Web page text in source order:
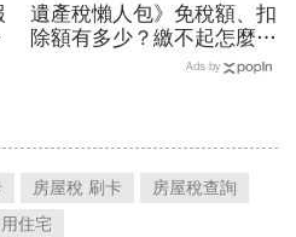
遺產稅懶人包》免稅額、扣
除額有多少？繳不起怎麼
辦？5分鐘搞懂如何計算與
Ads by
房屋稅 刷卡
房屋稅查詢
住宅